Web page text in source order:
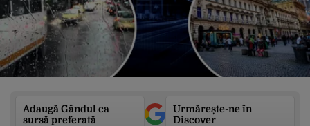
Adaugă Gândul ca
sursă preferată
Urmărește-ne în
Discover